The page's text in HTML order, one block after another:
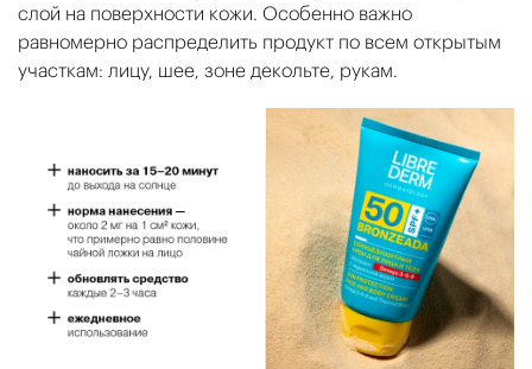
слой на поверхности кожи. Особенно важно
равномерно распределить продукт по всем открытым
участкам: лицу, шее, зоне декольте, рукам.